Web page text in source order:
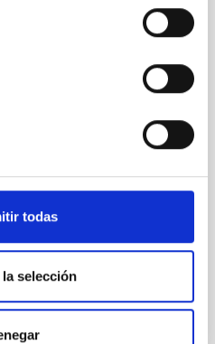
todas
selección
el Roque de los
infraestructura turística y
visitaron el
acogió ayer la
Muchachos. Esta
29/06/2021 - 12:41